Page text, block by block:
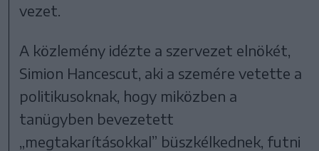
vezet.
A közlemény idézte a szervezet elnökét,
Simion Hancescut, aki a szemére vetette a
politikusoknak, hogy miközben a
tanügyben bevezetett
„megtakarításokkal” büszkélkednek, futni